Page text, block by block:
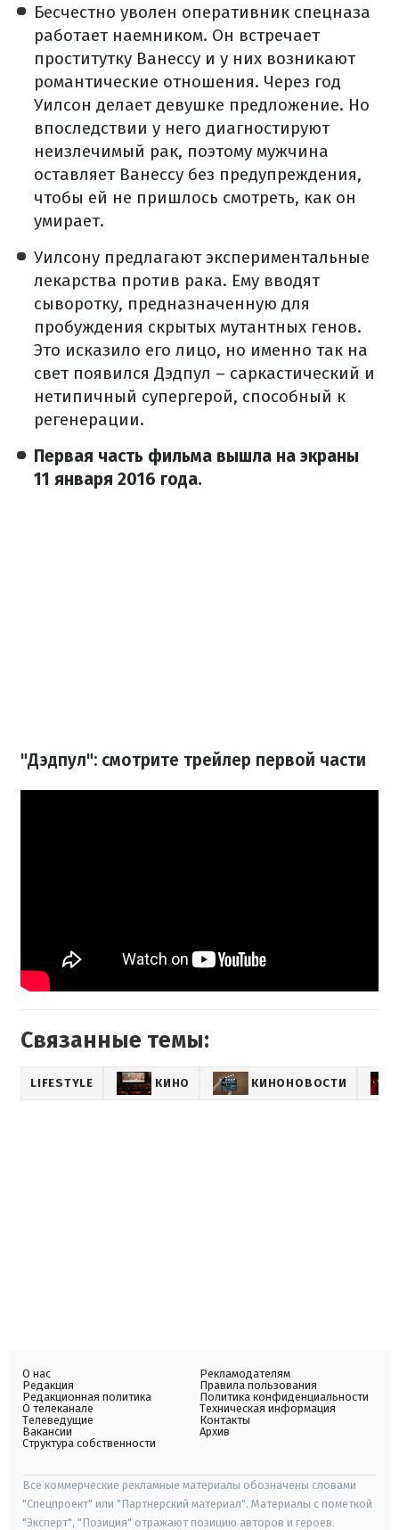
Бесчестно уволен оперативник спецназа
работает наемником. Он встречает
проститутку Ванессу и у них возникают
романтические отношения. Через год
Уилсон делает девушке предложение. Но
впоследствии у него диагностируют
неизлечимый рак, поэтому мужчина
оставляет Ванессу без предупреждения,
чтобы ей не пришлось смотреть, как он
умирает.
Уилсону предлагают экспериментальные
лекарства против рака. Ему вводят
сыворотку, предназначенную для
пробуждения скрытых мутантных генов.
Это исказило его лицо, но именно так на
свет появился Дэдпул – саркастический и
нетипичный супергерой, способный к
регенерации.
Первая часть фильма вышла на экраны
11 января 2016 года.
"Дэдпул": смотрите трейлер первой части
Связанные темы:
LIFESTYLE КИНО КИНОНОВОСТИ
О нас
Редакция
Редакционная политика
О телеканале
Телеведущие
Вакансии
Структура собственности
Рекламодателям
Правила пользования
Политика конфиденциальности
Техническая информация
Контакты
Архив
Все коммерческие рекламные материалы обозначены словами
"Спецпроект" или "Партнерский материал". Материалы с пометкой
"Эксперт", "Позиция" отражают позицию авторов и героев.